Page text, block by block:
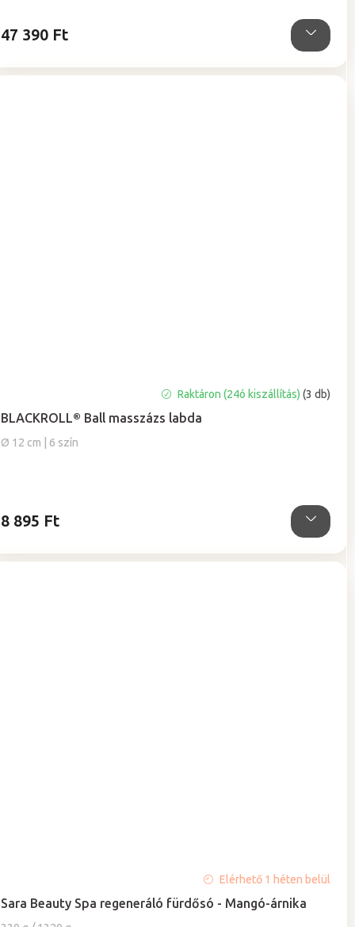
47 390 Ft
BLACKROLL® Ball masszázs labda
Ø 12 cm | 6 szín
átlagos
értékelése
Raktáron (24ó kiszállítás)(3 db)
8 895 Ft
Sara Beauty Spa regeneráló fürdősó - Mangó-árnika
átlagos
Elérhető 1 héten belül